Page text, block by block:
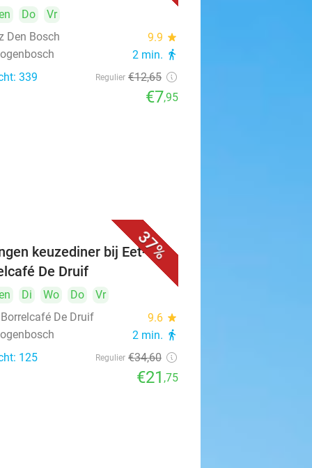
Do
Vr
Den Bosch
9.9 star
2 min. directions_walk
339 Regulier €12,65
€7,95
37%
keuzediner bij Eet- &
De Druif
Di Wo Do
Vr
Borrelcafé De Druif
9.6 star
2 min. directions_walk
125 Regulier €34,60
€21 ,75